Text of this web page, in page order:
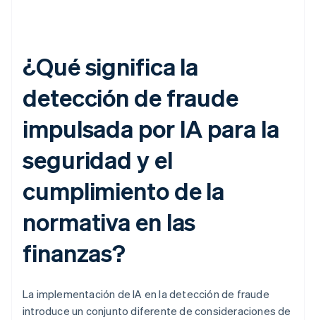
¿Qué significa la
detección de fraude
impulsada por IA para la
seguridad y el
cumplimiento de la
normativa en las
finanzas?
La implementación de IA en la detección de fraude
introduce un conjunto diferente de consideraciones de